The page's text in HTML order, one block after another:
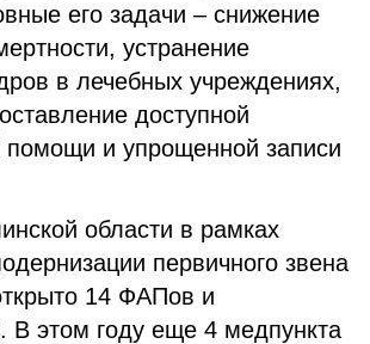
его задачи – снижение
устранение
в лечебных учреждениях,
доступной
помощи и упрощенной записи
области в рамках
первичного звена
14 ФАПов и
В этом году еще 4 медпункта